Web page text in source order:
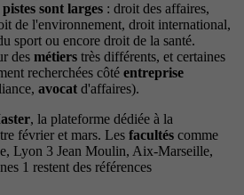
sont larges : droit des affaires,
de l'environnement, droit international,
sport ou encore droit de la santé.
des métiers très différents, et certaines
recherchées côté entreprise
avocat d'affaires).
, la plateforme dédiée à la
février et mars. Les facultés comme
Lyon 3 Jean Moulin, Aix-Marseille,
1 restent des références